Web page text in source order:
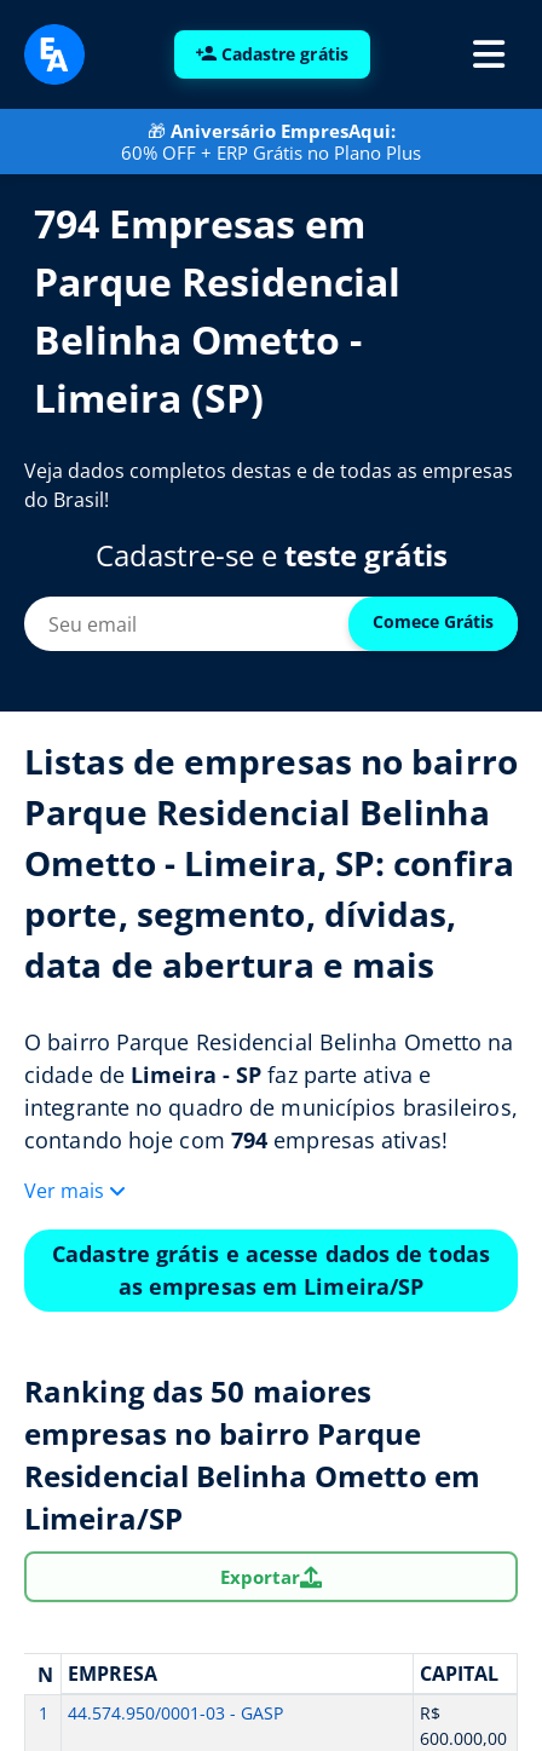
Cadastre grátis
🎁 Aniversário EmpresAqui:
60% OFF + ERP Grátis no Plano Plus
794 Empresas em
Parque Residencial
Belinha Ometto -
Limeira (SP)
Veja dados completos destas e de todas as empresas
do Brasil!
Cadastre-se eteste grátis
Comece Grátis
Listas de empresas no bairro
Parque Residencial Belinha
Ometto - Limeira, SP: confira
porte, segmento, dívidas,
data de abertura e mais
O bairro Parque Residencial Belinha Ometto na
cidade de Limeira - SP faz parte ativa e
integrante no quadro de municípios brasileiros,
contando hoje com 794 empresas ativas!
Ver mais
Cadastre grátis e acesse dados de todas
as empresas em Limeira/SP
Ranking das 50 maiores
empresas no bairro Parque
Residencial Belinha Ometto em
Limeira/SP
Exportar
N EMPRESA CAPITAL
1 44.574.950/0001-03 - GASP
R$
600.000,00